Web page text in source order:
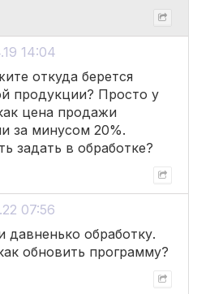
14:04
откуда берется
продукции? Просто у
цена продажи
за минусом 20%.
задать в обработке?
07:56
давненько обработку.
обновить программу?